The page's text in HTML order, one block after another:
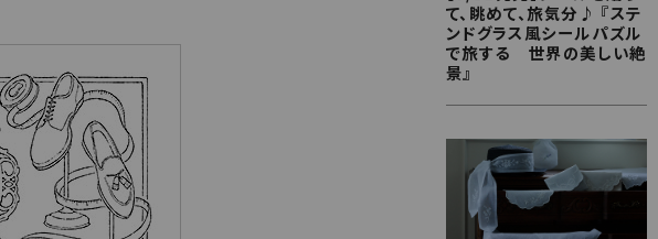
て、眺めて、旅気分♪ 『ステ
ンドグラス風シールパズル
で旅する 世界の美しい絶
景』